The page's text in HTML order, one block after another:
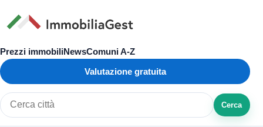
Prezzi immobiliNewsComuni A-Z
Valutazione gratuita
Cerca città o zona
Cerca